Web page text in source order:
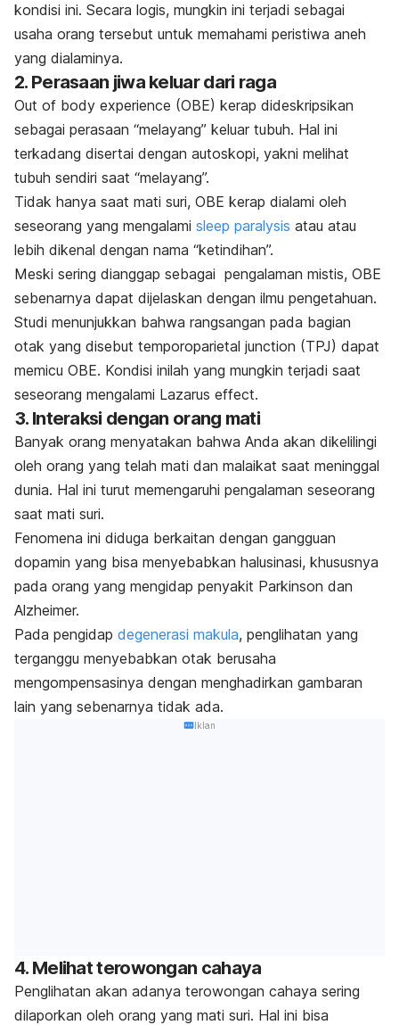
kondisi ini. Secara logis, mungkin ini terjadi sebagai
usaha orang tersebut untuk memahami peristiwa aneh
yang dialaminya.
2. Perasaan jiwa keluar dari raga
Out of body experience (OBE) kerap dideskripsikan
sebagai perasaan “melayang” keluar tubuh. Hal ini
terkadang disertai dengan autoskopi, yakni melihat
tubuh sendiri saat “melayang”.
Tidak hanya saat mati suri, OBE kerap dialami oleh
seseorang yang mengalami sleep paralysis atau atau
lebih dikenal dengan nama “ketindihan”.
Meski sering dianggap sebagai pengalaman mistis, OBE
sebenarnya dapat dijelaskan dengan ilmu pengetahuan.
Studi menunjukkan bahwa rangsangan pada bagian
otak yang disebut temporoparietal junction (TPJ) dapat
memicu OBE. Kondisi inilah yang mungkin terjadi saat
seseorang mengalami Lazarus effect.
3. Interaksi dengan orang mati
Banyak orang menyatakan bahwa Anda akan dikelilingi
oleh orang yang telah mati dan malaikat saat meninggal
dunia. Hal ini turut memengaruhi pengalaman seseorang
saat mati suri.
Fenomena ini diduga berkaitan dengan gangguan
dopamin yang bisa menyebabkan halusinasi, khususnya
pada orang yang mengidap penyakit Parkinson dan
Alzheimer.
Pada pengidap degenerasi makula, penglihatan yang
terganggu menyebabkan otak berusaha
mengompensasinya dengan menghadirkan gambaran
lain yang sebenarnya tidak ada.
Iklan
4. Melihat terowongan cahaya
Penglihatan akan adanya terowongan cahaya sering
dilaporkan oleh orang yang mati suri. Hal ini bisa